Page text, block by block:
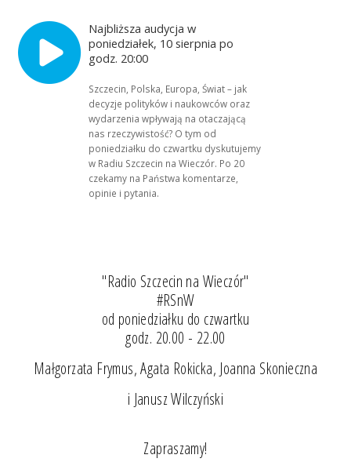
Najbliższa audycja w
poniedziałek, 10 sierpnia po
godz. 20:00
Szczecin, Polska, Europa, Świat – jak
decyzje polityków i naukowców oraz
wydarzenia wpływają na otaczającą
nas rzeczywistość? O tym od
poniedziałku do czwartku dyskutujemy
w Radiu Szczecin na Wieczór. Po 20
czekamy na Państwa komentarze,
opinie i pytania.
"Radio Szczecin na Wieczór"
#RSnW
od poniedziałku do czwartku
godz. 20.00 - 22.00
Małgorzata Frymus, Agata Rokicka, Joanna Skonieczna
i Janusz Wilczyński
Zapraszamy!